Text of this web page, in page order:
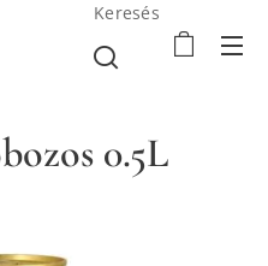
Keresés
0.5L